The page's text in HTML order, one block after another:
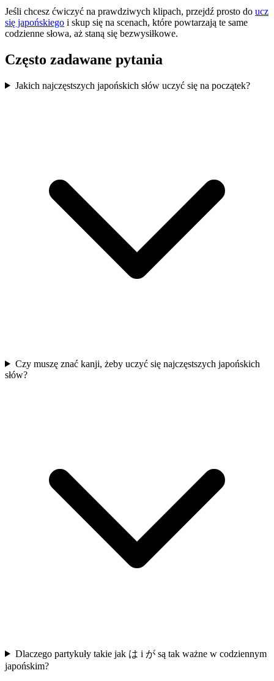
Jeśli chcesz ćwiczyć na prawdziwych klipach, przejdź prosto do ucz
się japońskiego i skup się na scenach, które powtarzają te same
codzienne słowa, aż staną się bezwysiłkowe.
Często zadawane pytania
Jakich najczęstszych japońskich słów uczyć się na początek?
Czy muszę znać kanji, żeby uczyć się najczęstszych japońskich
słów?
Dlaczego partykuły takie jak は i が są tak ważne w codziennym
japońskim?